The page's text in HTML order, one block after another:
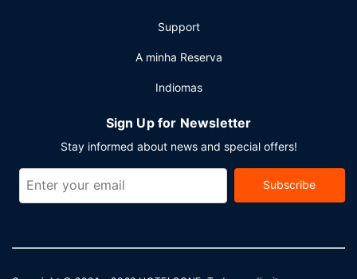
Support
A minha Reserva
Indiomas
Sign Up for Newsletter
Stay informed about news and special offers!
Subscribe